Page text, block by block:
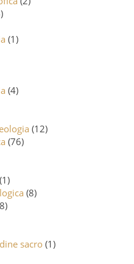
(1)
(4)
(12)
(76)
(1)
(8)
sacro (1)